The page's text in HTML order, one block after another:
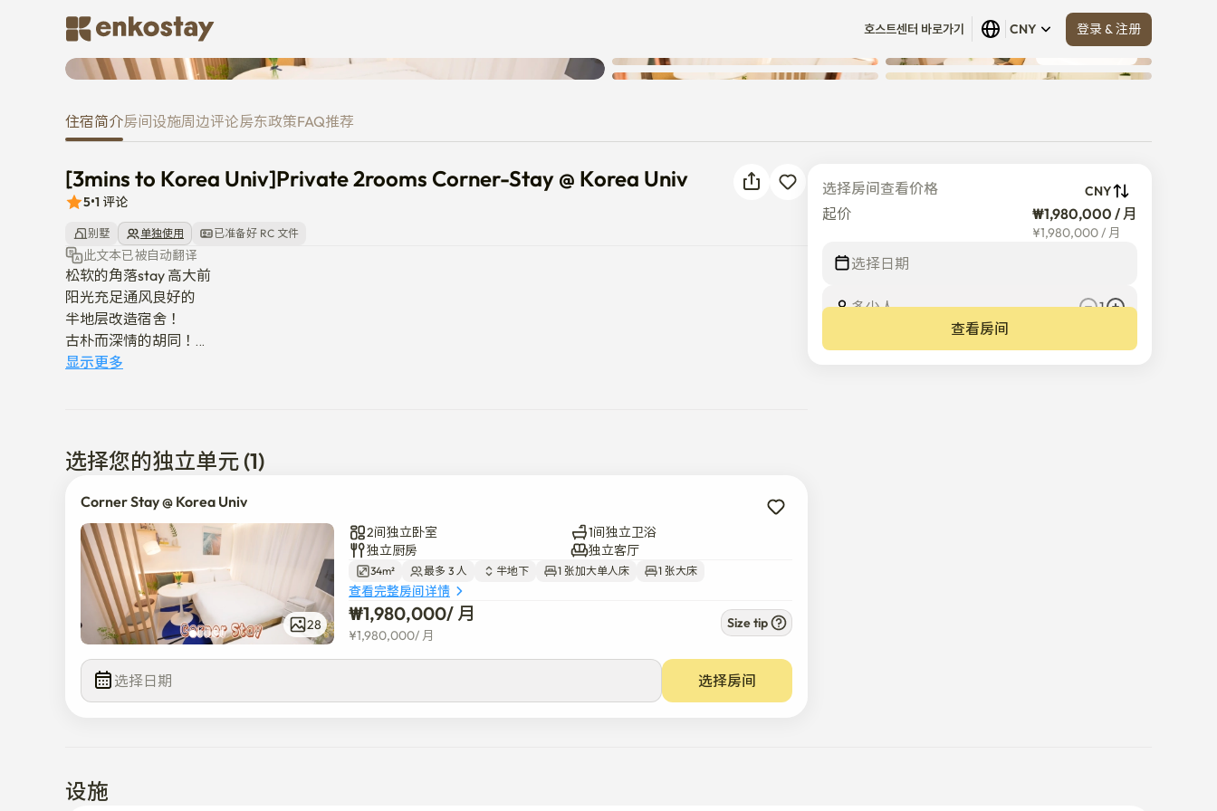
호스트센터 바로가기 CNY 登录 & 注册
[3mins to Korea Univ]Private 2rooms Corner-Stay @ Korea Univ
查看全部 (19)
住宿简介房间设施周边评论房东政策FAQ推荐
[3mins to Korea Univ]Private 2rooms Corner-Stay @ Korea Univ
5•1 评论
别墅 单独使用 已准备好 RC 文件
此文本已被自动翻译
松软的角落stay 高大前
阳光充足通风良好的
半地层改造宿舍！
古朴而深情的胡同！
高丽大学医院/ 庆熙医疗院
安岩站步行10分钟距离
Daiso、OLIVE YOUNG等多种美食、娱乐和基础设施充足。
交通便利
Queen床1，超级单人床1，沙发床1
2~3人推荐（床上用品、毛巾未提供_租赁使用）
四人餐桌
free-wifi
Netflix 免费
YouTube (智能电视)
胶囊咖啡机
烤面包机
显示更多
选择您的独立单元 (1)
Corner Stay @ Korea Univ
28
2间独立卧室
1间独立卫浴
独立厨房
独立客厅
34m² 最多 3 人 半地下 1 张加大单人床 1 张大床
查看完整房间详情
₩1,980,000/ 月
¥1,980,000/ 月
Size tip
选择日期 选择房间
选择房间查看价格 CNY
起价 ₩1,980,000 / 月
¥1,980,000/ 月
选择日期
多少人
1
查看房间
设施